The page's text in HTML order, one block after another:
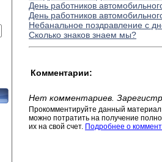
День работников
День работников
Небанальное поздравление с
Сколько знаков знаем мы?
Комментарии:
Нет комментариев.
Прокомментируйте данный
можно потратить на получение
их на свой счет. Подробнее о